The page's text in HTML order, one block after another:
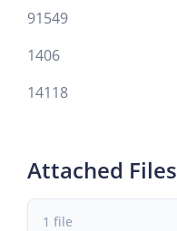
91549
1406
14118
Attached Files
1 file